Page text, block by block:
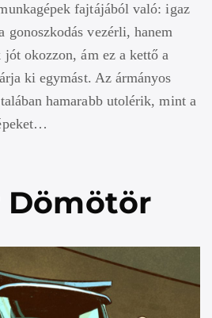
fajtájából való: igaz
gonoszkodás vezérli, hanem
okozzon, ám ez a kettő a
ki egymást. Az ármányos
hamarabb utolérik, mint a
Dömötör